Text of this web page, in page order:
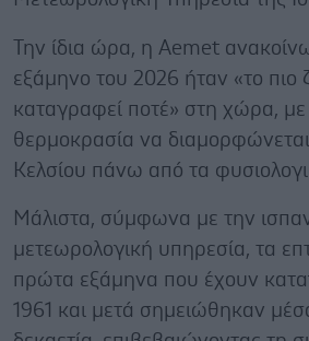
Την ίδια ώρα, η Aemet
εξάμηνο του 2026 ήταν «το πιο
καταγραφεί ποτέ» στη χώρα,
θερμοκρασία να
Κελσίου πάνω από τα
Μάλιστα, σύμφωνα με την
μετεωρολογική υπηρεσία, τα
πρώτα εξάμηνα που έχουν
1961 και μετά σημειώθηκαν